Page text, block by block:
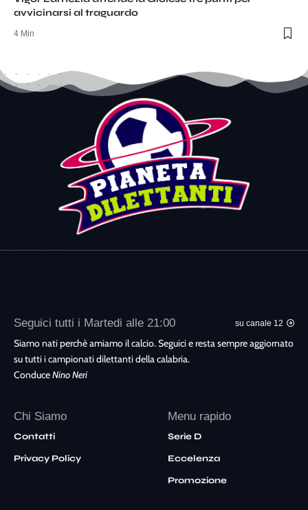
avvicinarsi al traguardo
4 Min
Seguici tutti i Martedi alle 21:00 su canale 12
Siamo nati perchè amiamo il calcio. Seguici e resta sempre aggiornato
su tutti i campionati dilettanti della calabria.
ConduceNino Neri
Chi Siamo
Contatti
Privacy Policy
Menu rapido
Serie D
Eccelenza
Promozione